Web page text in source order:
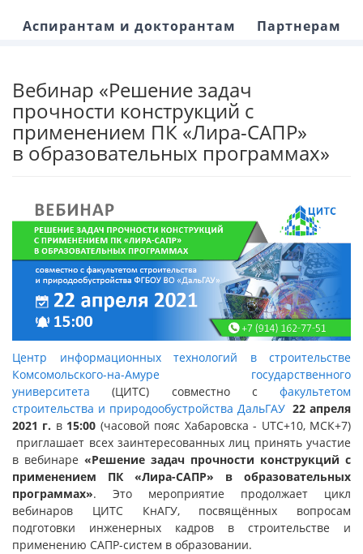
Аспирантам и докторантам
Партнерам
Вебинар «Решение задач
прочности конструкций с
применением ПК «Лира-САПР»
в образовательных программах»
Центр информационных технологий в строительстве
Комсомольского-на-Амуре государственного
университета (ЦИТС) совместно с факультетом
строительства и природообустройства ДальГАУ22 апреля
2021 г. в 15:00 (часовой пояс Хабаровска - UTC+10, МСК+7)
приглашает всех заинтересованных лиц принять участие
в вебинаре «Решение задач прочности конструкций с
применением ПК «Лира-САПР» в образовательных
программах». Это мероприятие продолжает цикл
вебинаров ЦИТС КнАГУ, посвящённых вопросам
подготовки инженерных кадров в строительстве и
применению САПР-систем в образовании.